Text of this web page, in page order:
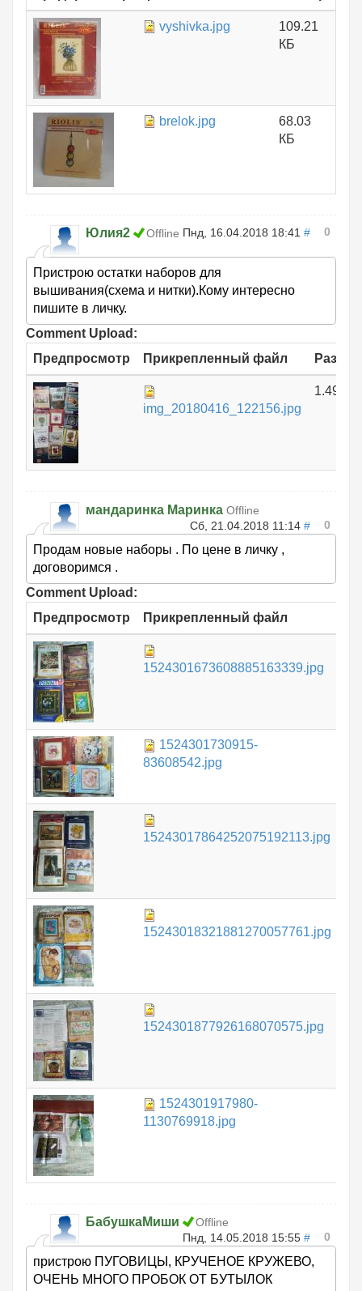
vyshivka.jpg
109.21
КБ
brelok.jpg
68.03
КБ
Юлия2 Offline Пнд, 16.04.2018 18:41 # 0
Пристрою остатки наборов для
вышивания(схема и нитки).Кому интересно
пишите в личку.
Comment Upload:
Предпросмотр
Прикрепленный файл Размер
img_20180416_122156.jpg
1.49 МБ
мандаринка Маринка Offline
Сб, 21.04.2018 11:14 # 0
Продам новые наборы . По цене в личку ,
договоримся .
Comment Upload:
Предпросмотр
Прикрепленный файл
1524301673608885163339.jpg
1524301730915-
83608542.jpg
15243017864252075192113.jpg
15243018321881270057761.jpg
1524301877926168070575.jpg
1524301917980-
1130769918.jpg
БабушкаМиши
Offline
Пнд, 14.05.2018 15:55 # 0
пристрою ПУГОВИЦЫ, КРУЧЕНОЕ КРУЖЕВО,
ОЧЕНЬ МНОГО ПРОБОК ОТ БУТЫЛОК